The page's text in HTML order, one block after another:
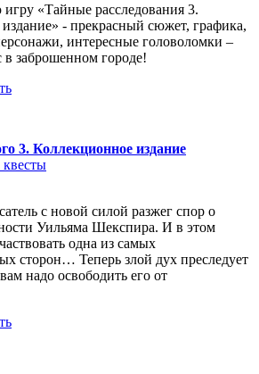
«Тайные расследования 3.
- прекрасный сюжет, графика,
интересные головоломки –
в заброшенном городе!
3. Коллекционное издание
с новой силой разжег спор о
Уильяма Шекспира. И в этом
одна из самых
сторон… Теперь злой дух преследует
надо освободить его от